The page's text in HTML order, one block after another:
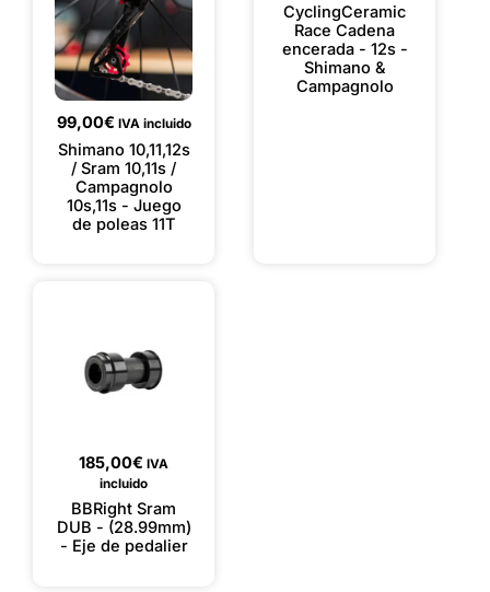
99,00€ IVA incluido
Shimano 10,11,12s
/ Sram 10,11s /
Campagnolo
10s,11s - Juego
de poleas 11T
CyclingCeramic
Race Cadena
encerada - 12s -
Shimano &
Campagnolo
185,00€ IVA
incluido
BBRight Sram
DUB - (28.99mm)
- Eje de pedalier